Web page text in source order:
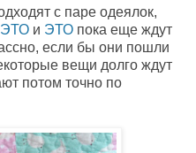
с паре одеялок,
ЭТО и ЭТО пока еще ждут
если бы они пошли
вещи долго ждут
потом точно по